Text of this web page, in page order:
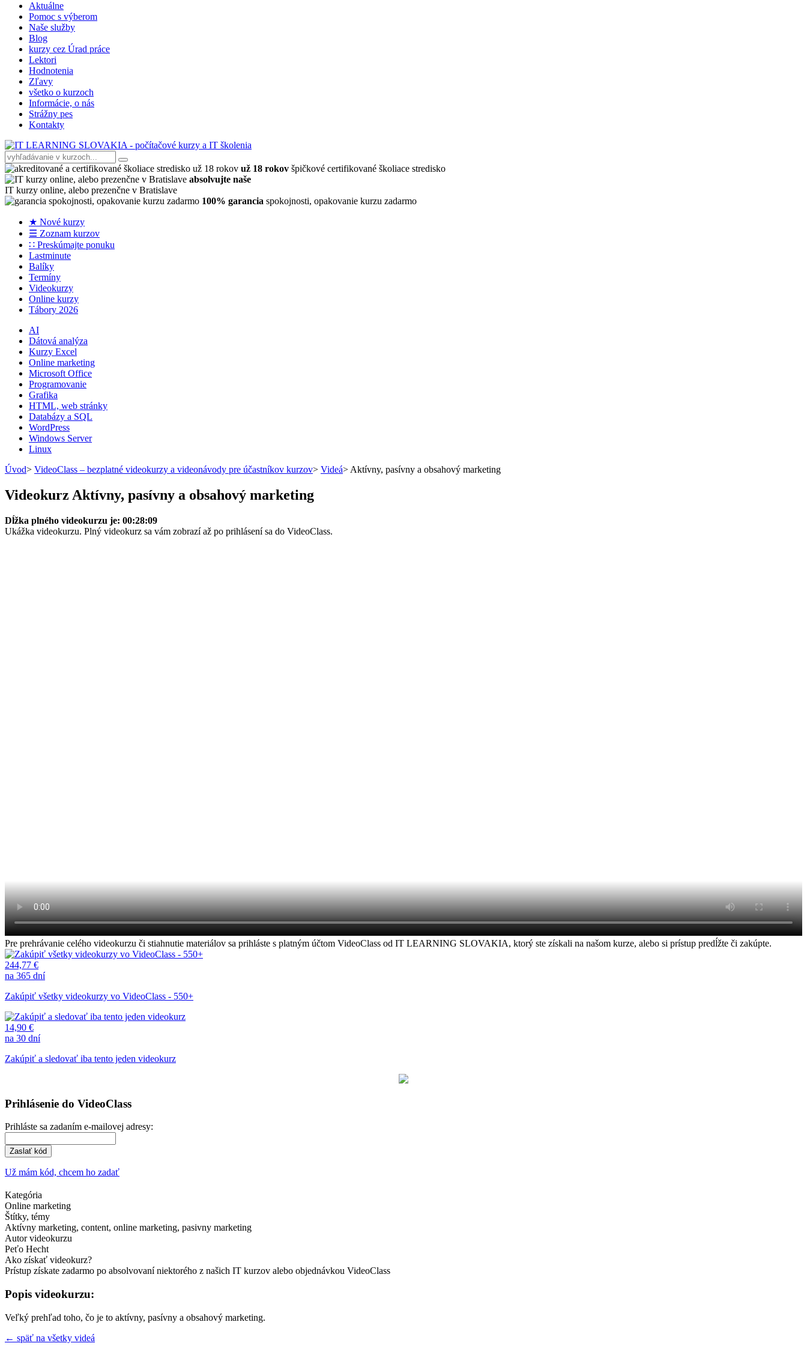
Aktuálne
Pomoc s výberom
Naše služby
Blog
kurzy cez Úrad práce
Lektori
Hodnotenia
Zľavy
všetko o kurzoch
Informácie, o nás
Strážny pes
Kontakty
už 18 rokov špičkové certifikované školiace stredisko
absolvujte naše
IT kurzy online, alebo prezenčne v Bratislave
100% garancia spokojnosti, opakovanie kurzu zadarmo
★ Nové kurzy
☰ Zoznam kurzov
∷ Preskúmajte ponuku
Lastminute
Balíky
Termíny
Videokurzy
Online kurzy
Tábory 2026
AI
Dátová analýza
Kurzy Excel
Online marketing
Microsoft Office
Programovanie
Grafika
HTML, web stránky
Databázy a SQL
WordPress
Windows Server
Linux
Úvod> VideoClass – bezplatné videokurzy a videonávody pre účastníkov kurzov> Videá> Aktívny, pasívny a obsahový marketing
Videokurz Aktívny, pasívny a obsahový marketing
Dĺžka plného videokurzu je: 00:28:09
Ukážka videokurzu. Plný videokurz sa vám zobrazí až po prihlásení sa do VideoClass.
Pre prehrávanie celého videokurzu či stiahnutie materiálov sa prihláste s platným účtom VideoClass od IT LEARNING SLOVAKIA, ktorý ste získali na našom kurze, alebo si prístup predĺžte či zakúpte.
244,77 €
na 365 dní
Zakúpiť všetky videokurzy vo VideoClass - 550+
14,90 €
na 30 dní
Zakúpiť a sledovať iba tento jeden videokurz
Prihlásenie do VideoClass
Prihláste sa zadaním e-mailovej adresy:
Zaslať kód
Už mám kód, chcem ho zadať
Kategória
Online marketing
Štítky, témy
Aktívny marketing, content, online marketing, pasivny marketing
Autor videokurzu
Peťo Hecht
Ako získať videokurz?
Prístup získate zadarmo po absolvovaní niektorého z našich IT kurzov alebo objednávkou VideoClass
Popis videokurzu:
Veľký prehľad toho, čo je to aktívny, pasívny a obsahový marketing.
← späť na všetky videá